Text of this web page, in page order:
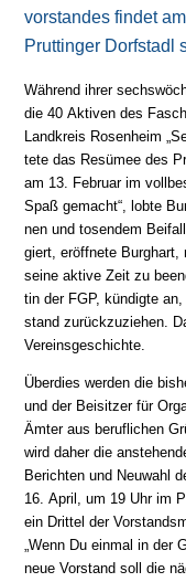
vor­stan­des findet
Pruttinger Dorfstadl
Während ihrer
die 40 Aktiven des
Land­kreis Rosenheim
te­te das Re­sü­mee des
am 13. Fe­bru­ar im
Spaß ge­macht“, lobte
nen und to­sen­dem
giert, er­öff­ne­te Burghart,
seine aktive Zeit zu
tin der FGP, kün­dig­te
stand zu­rück­zu­zie­hen.
Vereinsgeschichte.
Überdies werden die
und der Bei­sit­zer für
Ämter aus be­ruf­li­chen
wird da­her die
Be­rich­ten und Neu­wahl
16. April, um 19 Uhr im
ein Drit­tel der
„Wenn Du einmal in der
neue Vor­stand soll die